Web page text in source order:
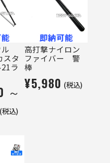
タ
ラ
～
(税込)
高打撃ナイロン
ファイバー 警
棒
¥5,980 (税込)